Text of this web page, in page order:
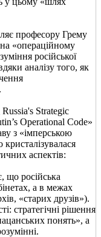
професору Грему
«операційному
російської
аналізу того, як
Strategic
Operational Code»
з «імперською
аспектів:
що російська
а в межах
«старих друзів»).
стратегічні рішення
понять», а